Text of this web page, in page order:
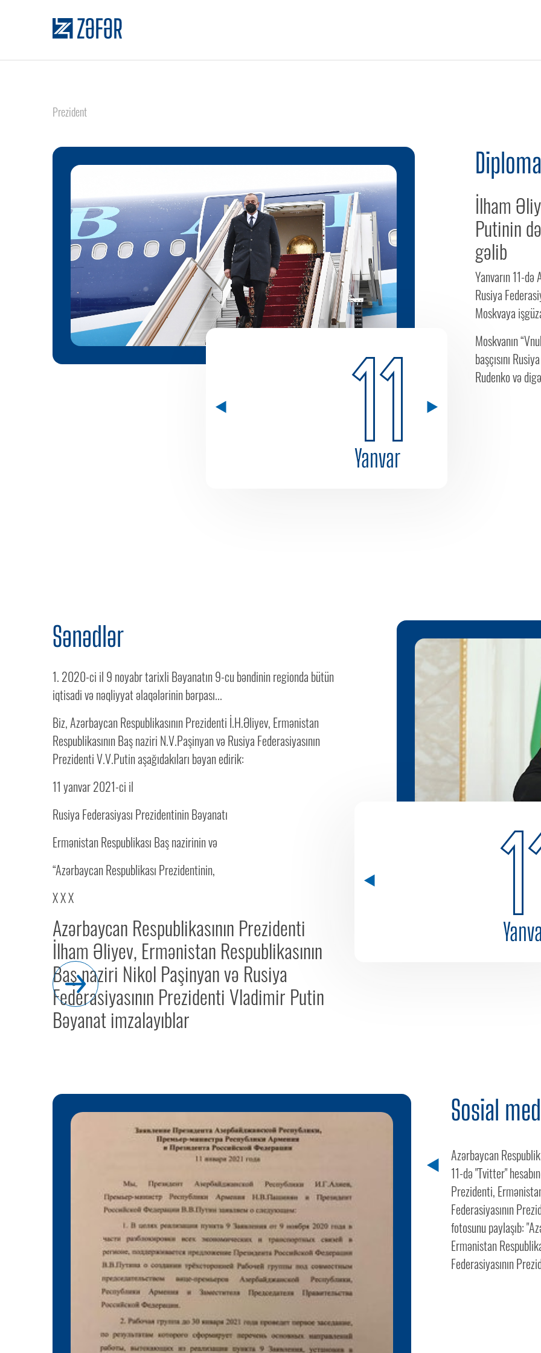
Prezident
11
Yanvar
İlham
Putinin
gəlib
Yanvarın 11-
Rusiya
Moskvaya
Moskvanın
başçısını
Rudenko və
Sənədlər
Azərbaycan Respublikasının Prezidenti
İlham Əliyev, Ermənistan Respublikasının
Baş naziri Nikol Paşinyan və Rusiya
Federasiyasının Prezidenti Vladimir Putin
Bəyanat imzalayıblar
X X X
“Azərbaycan Respublikası Prezidentinin,
Ermənistan Respublikası Baş nazirinin və
Rusiya Federasiyası Prezidentinin Bəyanatı
11 yanvar 2021-ci il
Biz, Azərbaycan Respublikasının Prezidenti İ.H.Əliyev, Ermənistan
Respublikasının Baş naziri N.V.Paşinyan və Rusiya Federasiyasının
Prezidenti V.V.Putin aşağıdakıları bəyan edirik:
1. 2020-ci il 9 noyabr tarixli Bəyanatın 9-cu bəndinin regionda bütün
iqtisadi və nəqliyyat əlaqələrinin bərpası...
Sosial
Azərbaycan
11-də "Tvitter"
Prezidenti,
Federasiyasının
fotosunu paylaşıb:
Ermənistan
Federasiyasının